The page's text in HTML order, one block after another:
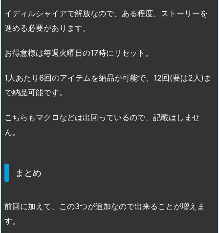
イディルシャイアで解放なので、ある程度、ストーリーを
進める必要があります。
お得意様は毎週火曜日の17時にリセット。
1人あたり6回のアイテムを納品が可能で、12回(要は2人)ま
で納品可能です。
こちらもマクロなどは出回っているので、記載はしませ
ん。
まとめ
前回に加えて、この3つが追加なので出来ることが増えま
す。